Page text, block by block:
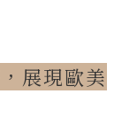
，展現歐美